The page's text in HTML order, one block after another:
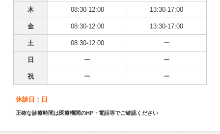
木 08:30-12:00 13:30-17:00
金 08:30-12:00 13:30-17:00
土 08:30-12:00 ー
日 ー ー
祝 ー ー
休診日：日
正確な診療時間は医療機関のHP・電話等でご確認ください